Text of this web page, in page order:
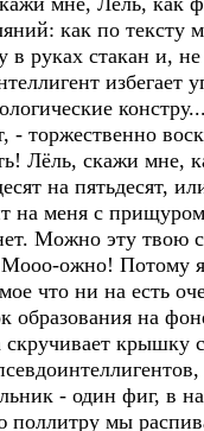
как по тексту
в руках стакан и,
избегает
констру...
- торжественно
Лёль, скажи мне,
на пятьдесят,
на меня с
Можно эту твою
ожно! Потому я
что ни на есть
образования на
скручивает крышку
- один фиг, в
поллитру мы